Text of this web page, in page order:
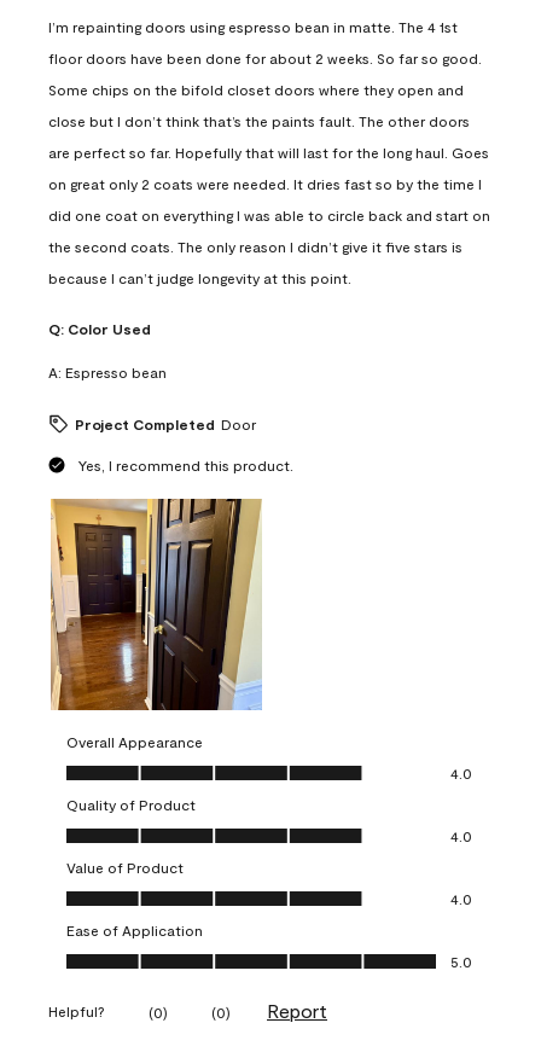
I’m repainting doors using espresso bean in matte. The 4 1st
floor doors have been done for about 2 weeks. So far so good.
Some chips on the bifold closet doors where they open and
close but I don’t think that’s the paints fault. The other doors
are perfect so far. Hopefully that will last for the long haul. Goes
on great only 2 coats were needed. It dries fast so by the time I
did one coat on everything I was able to circle back and start on
the second coats. The only reason I didn’t give it five stars is
because I can’t judge longevity at this point.
Q: Color Used
A: Espresso bean
Project Completed Door
Yes, I recommend this product.
Overall Appearance
Overall Appearance, 4.0 out of 5
4.0
Quality of Product
Quality of Product, 4.0 out of 5
4.0
Value of Product
Value of Product, 4.0 out of 5
4.0
Ease of Application
Ease of Application, 5.0 out of 5
5.0
Helpful? (0) (0) Report